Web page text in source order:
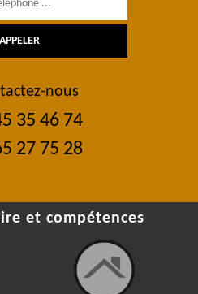
nous
35 46 74
27 75 28
et compétences